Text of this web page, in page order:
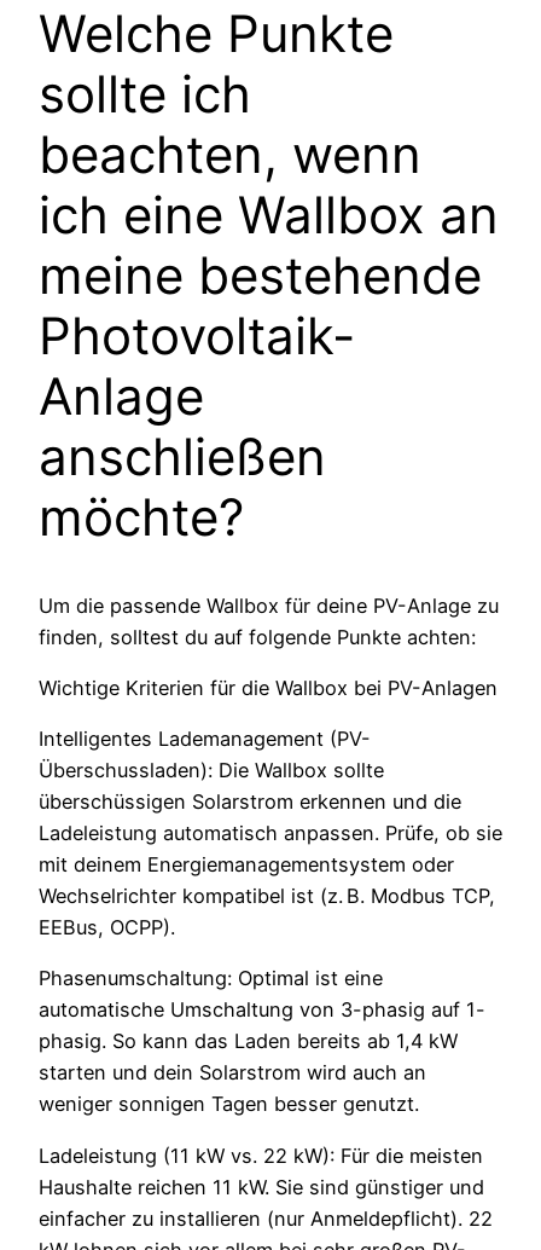
Welche Punkte
sollte ich
beachten, wenn
ich eine Wallbox an
meine bestehende
Photovoltaik-
Anlage
anschließen
möchte?
Um die passende Wallbox für deine PV-Anlage zu
finden, solltest du auf folgende Punkte achten:
Wichtige Kriterien für die Wallbox bei PV-Anlagen
Intelligentes Lademanagement (PV-
Überschussladen): Die Wallbox sollte
überschüssigen Solarstrom erkennen und die
Ladeleistung automatisch anpassen. Prüfe, ob sie
mit deinem Energiemanagementsystem oder
Wechselrichter kompatibel ist (z. B. Modbus TCP,
EEBus, OCPP).
Phasenumschaltung: Optimal ist eine
automatische Umschaltung von 3-phasig auf 1-
phasig. So kann das Laden bereits ab 1,4 kW
starten und dein Solarstrom wird auch an
weniger sonnigen Tagen besser genutzt.
Ladeleistung (11 kW vs. 22 kW): Für die meisten
Haushalte reichen 11 kW. Sie sind günstiger und
einfacher zu installieren (nur Anmeldepflicht). 22